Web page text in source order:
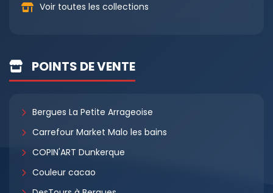
Voir toutes les collections
POINTS DE VENTE
Bergues La Petite Arrageoise
Carrefour Market Malo les bains
COPIN'ART Dunkerque
Couleur cacao